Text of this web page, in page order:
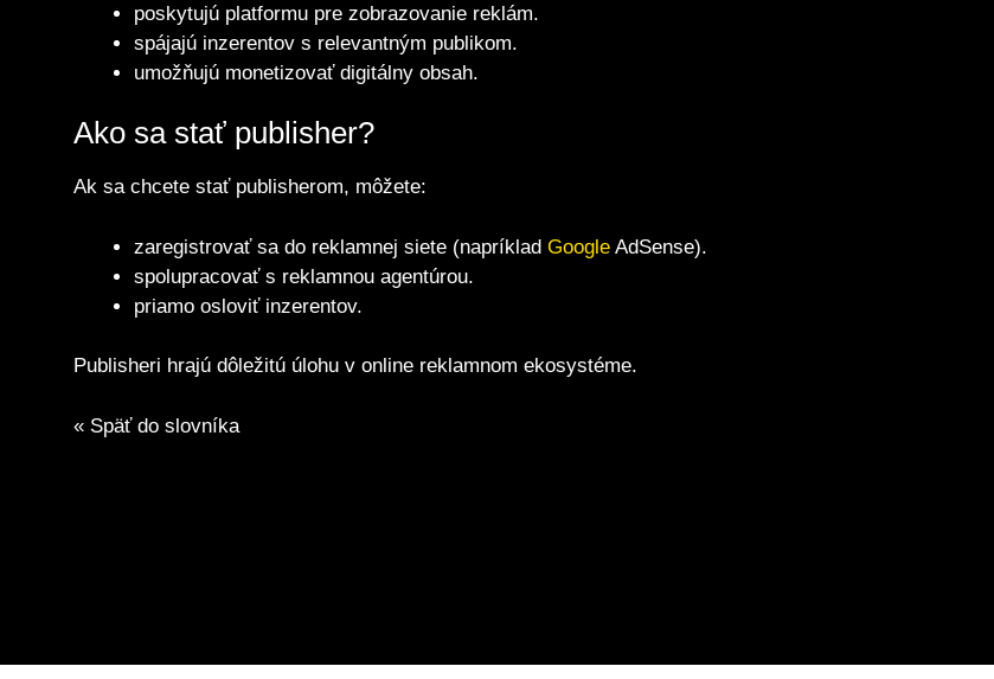
poskytujú platformu pre zobrazovanie reklám.
spájajú inzerentov s relevantným publikom.
umožňujú monetizovať digitálny obsah.
Ako sa stať publisher?
Ak sa chcete stať publisherom, môžete:
zaregistrovať sa do reklamnej siete (napríklad Google AdSense).
spolupracovať s reklamnou agentúrou.
priamo osloviť inzerentov.
Publisheri hrajú dôležitú úlohu v online reklamnom ekosystéme.
« Späť do slovníka